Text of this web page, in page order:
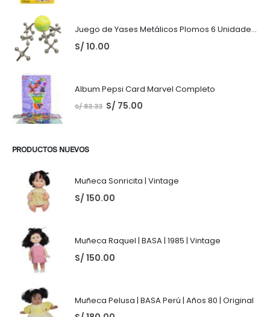
Juego de Yases Metálicos Plomos 6 Unidades + Pelota de Goma (En Bolsita Lista para Regalar)
S/ 10.00
Album Pepsi Card Marvel Completo
S/83.33 S/ 75.00
PRODUCTOS NUEVOS
Muñeca Sonricita | Vintage
S/ 150.00
Muñeca Raquel | BASA | 1985 | Vintage
S/ 150.00
Muñeca Pelusa | BASA Perú | Años 80 | Original